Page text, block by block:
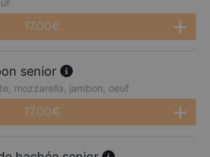
17.00€
senior
mozzarella, jambon, oeuf
17.00€